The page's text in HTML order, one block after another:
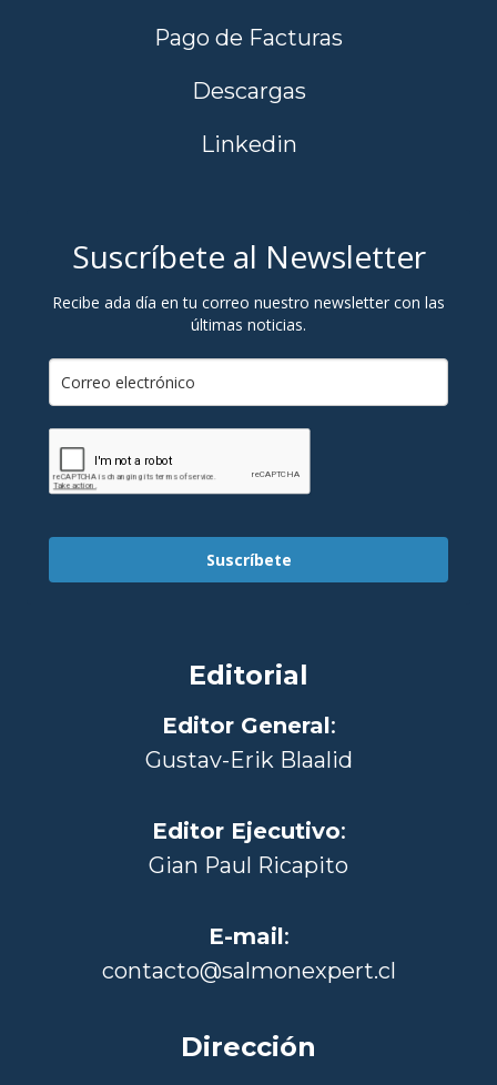
Pago de Facturas
Descargas
Linkedin
Suscríbete al Newsletter
Recibe ada día en tu correo nuestro newsletter con las
últimas noticias.
Suscríbete
Editorial
Editor General:
Gustav-Erik Blaalid
Editor Ejecutivo:
Gian Paul Ricapito
E-mail:
contacto@salmonexpert.cl
Dirección